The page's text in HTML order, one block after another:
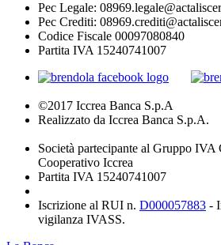
Pec Legale:
Pec Crediti:
Codice Fiscale 00097080840
Partita IVA 15240741007
©2017 Iccrea Banca S.p.A
Realizzato da Iccrea Banca S.p.A.
Società partecipante al Gruppo IVA
Cooperativo Iccrea
Partita IVA 15240741007
Iscrizione al RUI n. D000057883 -
vigilanza IVASS.